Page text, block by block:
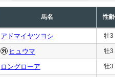
馬名 性齢
アドマイヤツヨシ 牡3
ヒュウマ 牡3
ロングローア 牡3